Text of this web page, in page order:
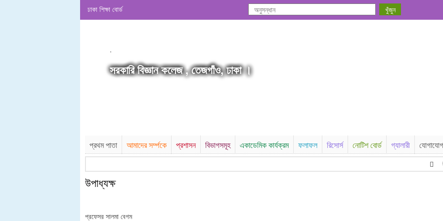
ঢাকা শিক্ষা বোর্ড
.
সরকারি বিজ্ঞান কলেজ , তেজগাঁও, ঢাকা ।
প্রথম পাতা আমাদের সর্ম্পকে প্রশাসন বিভাগসমূহ একাডেমিক কার্যক্রম ফলাফল রিসোর্স নোটিশ বোর্ড গ্যালারী যোগাযোগ
উচ্চ
উপাধ্যক্ষ
প্রফেসর সালমা বেগম